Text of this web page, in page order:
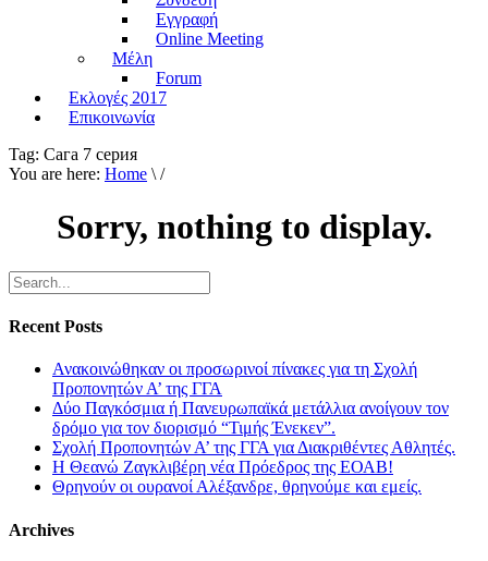
Εγγραφή
Online Meeting
Μέλη
Forum
Εκλογές 2017
Επικοινωνία
Tag: Сага 7 серия
You are here: Home \ /
Sorry, nothing to display.
Recent Posts
Ανακοινώθηκαν οι προσωρινοί πίνακες για τη Σχολή
Προπονητών Α’ της ΓΓΑ
Δύο Παγκόσμια ή Πανευρωπαϊκά μετάλλια ανοίγουν τον
δρόμο για τον διορισμό “Τιμής Ένεκεν”.
Σχολή Προπονητών Α’ της ΓΓΑ για Διακριθέντες Αθλητές.
Η Θεανώ Ζαγκλιβέρη νέα Πρόεδρος της ΕΟΑΒ!
Θρηνούν οι ουρανοί Αλέξανδρε, θρηνούμε και εμείς.
Archives